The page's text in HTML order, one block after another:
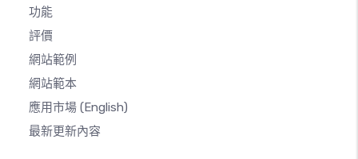
功能
評價
網站範例
網站範本
應用市場 (English)
最新更新內容